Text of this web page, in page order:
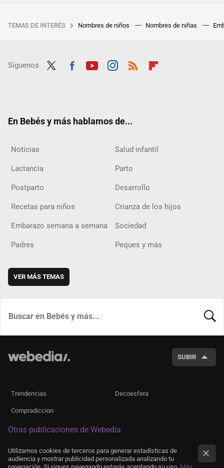
TEMAS DE INTERÉS Nombres de niños Nombres de niñas
Síguenos
En Bebés y más hablamos de...
Noticias Salud infantil
Lactancia Parto
Postparto Desarrollo
Recetas para niños Crianza de los hijos
Embarazo semana a semana Sociedad
Padres Peques y más
VER MÁS TEMAS
SUBIR
Trendencias Decoesfera
Compradiccion
Otras publicaciones de Webedia
Utilizamos cookies de terceros para generar estadísticas de
audiencia y mostrar publicidad personalizada analizando tu